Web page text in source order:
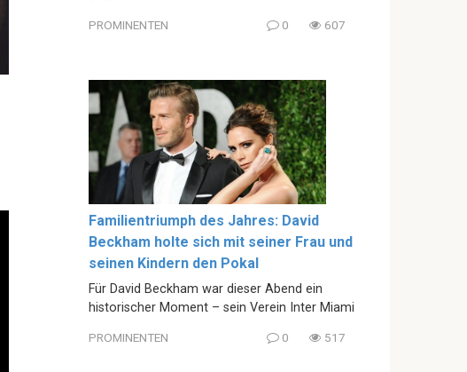
PROMINENTEN 0 607
Familientriumph des Jahres: David
Beckham holte sich mit seiner Frau und
seinen Kindern den Pokal
Für David Beckham war dieser Abend ein
historischer Moment – sein Verein Inter Miami
PROMINENTEN 0 517